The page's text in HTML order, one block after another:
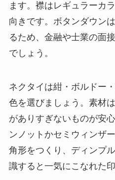
ます。襟はレギュラーカ
向きです。ボタンダウン
るため、金融や士業の面
でしょう。
ネクタイは紺・ボルドー
色を選びましょう。素材
がありすぎないものが安
ンノットかセミウィンザ
角形をつくり、ディンプ
識すると一気にこなれた